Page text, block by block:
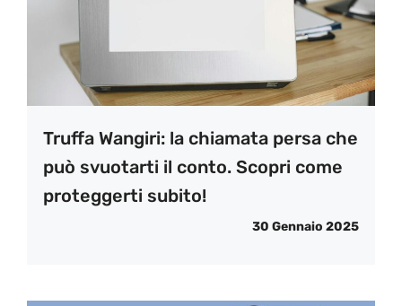
Truffa Wangiri: la chiamata persa che
può svuotarti il conto. Scopri come
proteggerti subito!
30 Gennaio 2025